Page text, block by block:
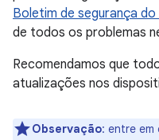
Boletim de segurança
de todos os problemas
Recomendamos que
atualizações nos
Observação: entre